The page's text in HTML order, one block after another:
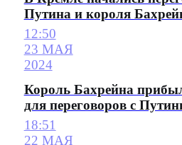
Путина и короля
12:50
23 МАЯ
2024
Король Бахрейна
для переговоров с
18:51
22 МАЯ